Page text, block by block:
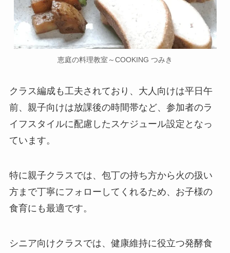
恵庭の料理教室～COOKING つみき
クラス編成も工夫されており、大人向けは平日午
前、親子向けは放課後の時間帯など、参加者のラ
イフスタイルに配慮したスケジュール設定となっ
ています。
特に親子クラスでは、包丁の持ち方から火の扱い
方まで丁寧にフォローしてくれるため、お子様の
食育にも最適です。
シニア向けクラスでは、健康維持に役立つ発酵食